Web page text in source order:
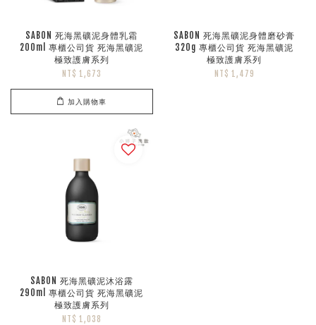
SABON 死海黑礦泥身體乳霜
200ml 專櫃公司貨 死海黑礦泥
極致護膚系列
NT$ 1,673
加入購物車
SABON 死海黑礦泥身體磨砂膏
320g 專櫃公司貨 死海黑礦泥
極致護膚系列
NT$ 1,479
SABON 死海黑礦泥沐浴露
290ml 專櫃公司貨 死海黑礦泥
極致護膚系列
NT$ 1,038